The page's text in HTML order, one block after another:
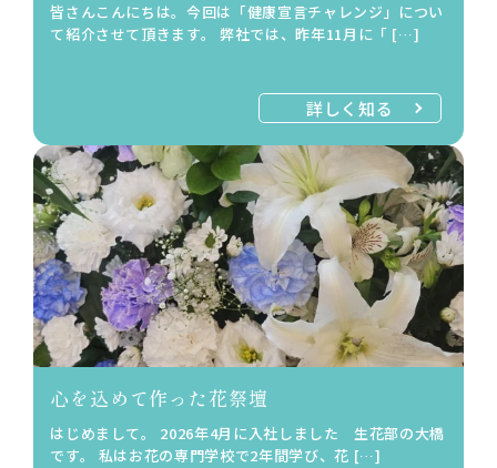
皆さんこんにちは。今回は「健康宣言チャレンジ」につい
て紹介させて頂きます。 弊社では、昨年11月に「 […]
詳しく知る
心を込めて作った花祭壇
はじめまして。 2026年4月に入社しました 生花部の大橋
です。 私はお花の専門学校で2年間学び、花 […]